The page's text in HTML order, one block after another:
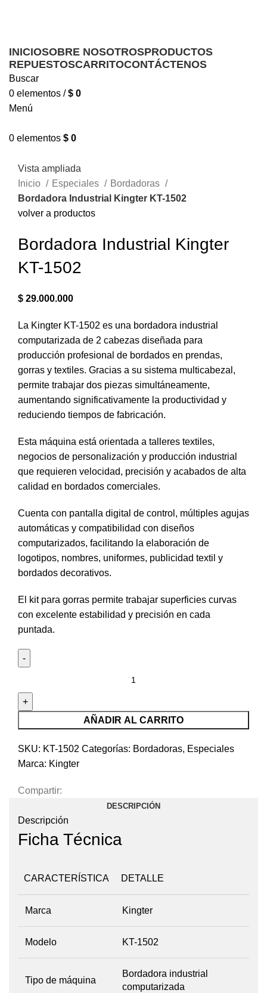
INICIOSOBRE NOSOTROSPRODUCTOS
REPUESTOSCARRITOCONTÁCTENOS
Buscar
0 elementos / $ 0
Menú
0 elementos $ 0
Vista ampliada
Inicio
Especiales
Bordadoras
Bordadora Industrial Kingter KT-1502
volver a productos
Bordadora Industrial Kingter
KT-1502
$ 29.000.000
La Kingter KT-1502 es una bordadora industrial
computarizada de 2 cabezas diseñada para
producción profesional de bordados en prendas,
gorras y textiles. Gracias a su sistema multicabezal,
permite trabajar dos piezas simultáneamente,
aumentando significativamente la productividad y
reduciendo tiempos de fabricación.
Esta máquina está orientada a talleres textiles,
negocios de personalización y producción industrial
que requieren velocidad, precisión y acabados de alta
calidad en bordados comerciales.
Cuenta con pantalla digital de control, múltiples agujas
automáticas y compatibilidad con diseños
computarizados, facilitando la elaboración de
logotipos, nombres, uniformes, publicidad textil y
bordados decorativos.
El kit para gorras permite trabajar superficies curvas
con excelente estabilidad y precisión en cada
puntada.
AÑADIR AL CARRITO
SKU: KT-1502 Categorías: Bordadoras, Especiales
Marca: Kingter
Compartir:
DESCRIPCIÓN
Descripción
Ficha Técnica
CARACTERÍSTICA DETALLE
Marca Kingter
Modelo KT-1502
Tipo de máquina
Bordadora industrial
computarizada